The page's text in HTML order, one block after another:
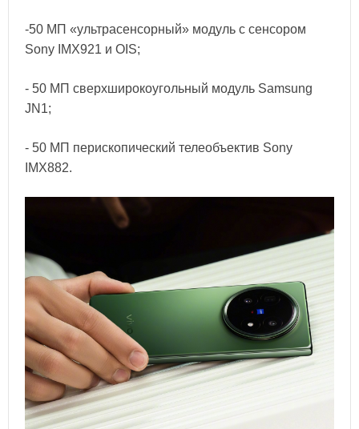
-50 МП «ультрасенсорный» модуль с сенсором
Sony IMX921 и OIS;
- 50 МП сверхширокоугольный модуль Samsung
JN1;
- 50 МП перископический телеобъектив Sony
IMX882.